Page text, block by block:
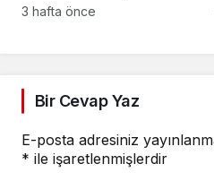
kuruyoruz
3 hafta önce
Bir Cevap Yaz
E-posta adresiniz
* ile işaretlenmişlerdir